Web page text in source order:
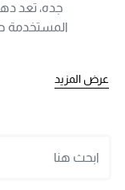
جده، تعد
المستخدمة
عرض المزيد